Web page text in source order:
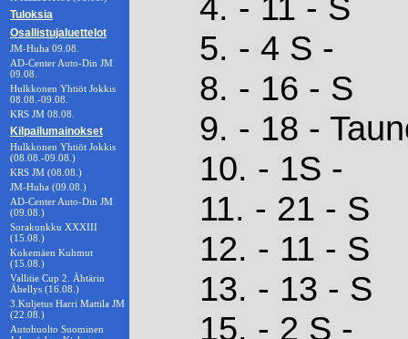
Tuloksia
Osallistujaluettelot
JM-Huha 09.08.
AD-Center Auto-Din JM
09.08.
Hulkkonen Yhtiöt Jokkis
08.08.-09.08.
KRS JM 08.08.
Kilpailumainokset
Hulkkonen Yhtiöt Jokkis
(08.08.-09.08.)
KRS JM (08.08.)
JM-Huha (09.08.)
AD-Center Auto-Din JM
(09.08.)
Sorakunkku XXXIII
(15.08.)
Kokemäen Kuhmut
(15.08.)
Vallitie Cup 2. Ähtärin
Ähellys (16.08.)
3.Kuljetus Harri Mattila JM
(22.08.)
Autohuolto Suominen
5. - 4 S -
8. - 16 - S
9. - 18 -
10. - 1S -
11. - 21 - S
12. - 11 - S
13. - 13 - S
15. - 2 S -